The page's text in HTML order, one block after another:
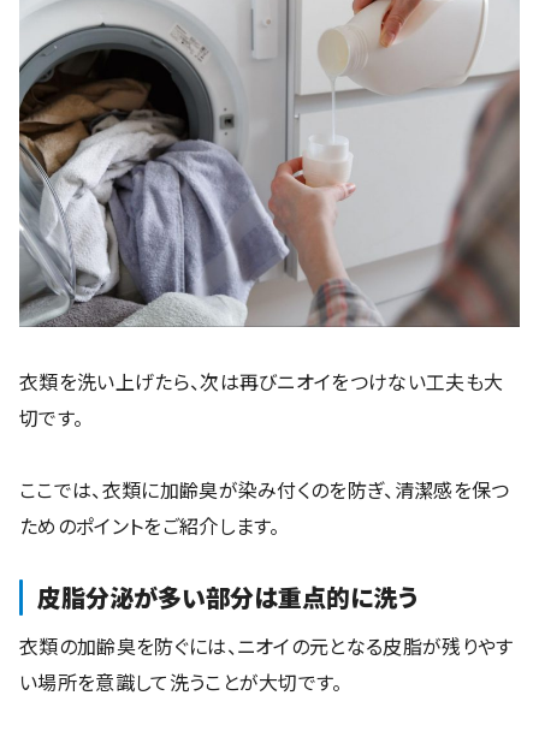
衣類を洗い上げたら、次は再びニオイをつけない工夫も大
切です。
ここでは、衣類に加齢臭が染み付くのを防ぎ、清潔感を保つ
ためのポイントをご紹介します。
皮脂分泌が多い部分は重点的に洗う
衣類の加齢臭を防ぐには、ニオイの元となる皮脂が残りやす
い場所を意識して洗うことが大切です。